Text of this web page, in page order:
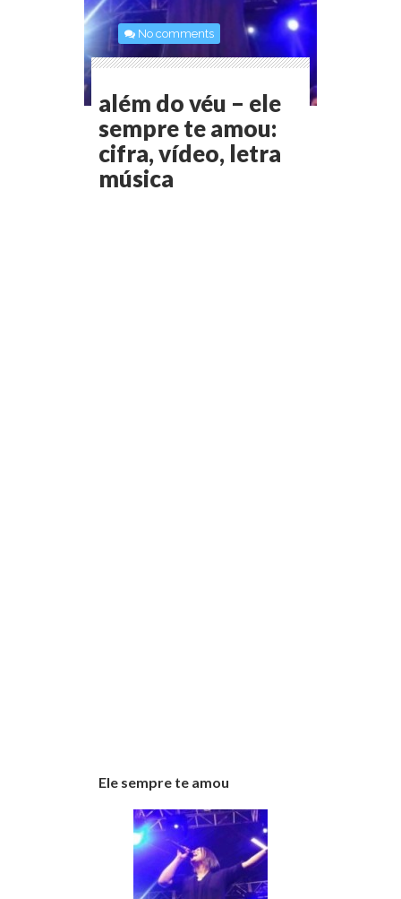
No comments
além do véu – ele
sempre te amou:
cifra, vídeo, letra
música
Ele sempre te amou